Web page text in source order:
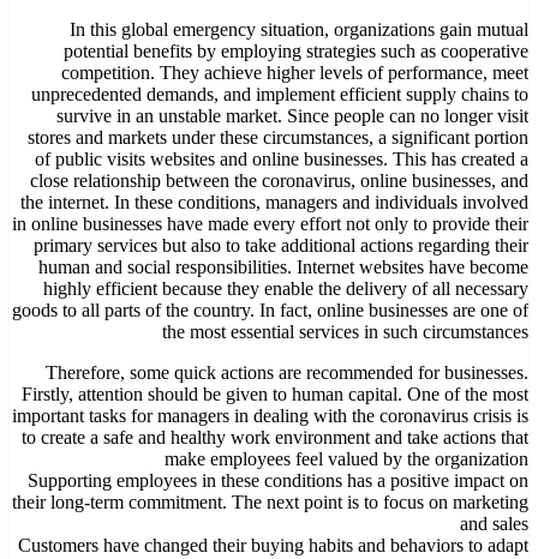
In this global emergency situation, organizations gain mutual
potential benefits by employing strategies such as cooperative
competition. They achieve higher levels of performance, meet
unprecedented demands, and implement efficient supply chains to
survive in an unstable market. Since people can no longer visit
stores and markets under these circumstances, a significant portion
of public visits websites and online businesses. This has created a
close relationship between the coronavirus, online businesses, and
the internet. In these conditions, managers and individuals involved
in online businesses have made every effort not only to provide their
primary services but also to take additional actions regarding their
human and social responsibilities. Internet websites have become
highly efficient because they enable the delivery of all necessary
goods to all parts of the country. In fact, online businesses are one of
the most essential services in such circumstances
Therefore, some quick actions are recommended for businesses.
Firstly, attention should be given to human capital. One of the most
important tasks for managers in dealing with the coronavirus crisis is
to create a safe and healthy work environment and take actions that
make employees feel valued by the organization
Supporting employees in these conditions has a positive impact on
their long-term commitment. The next point is to focus on marketing
and sales
Customers have changed their buying habits and behaviors to adapt